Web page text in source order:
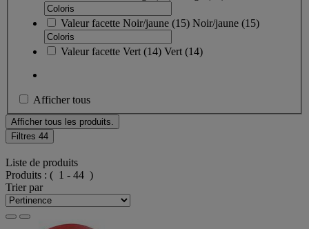
Valeur facette Noir/jaune (15) Noir/jaune (15)
Valeur facette Vert (14) Vert (14)
Afficher tous
Afficher tous les produits.
Filtres 44
Liste de produits
Produits : ( 1 - 44 )
Trier par